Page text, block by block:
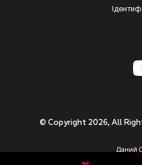
© Copyright 2026, All
Даний
Приступаючи до